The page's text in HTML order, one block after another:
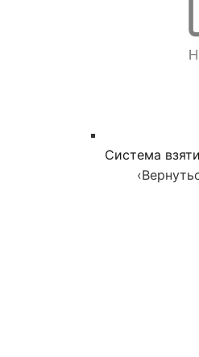
Система
‹